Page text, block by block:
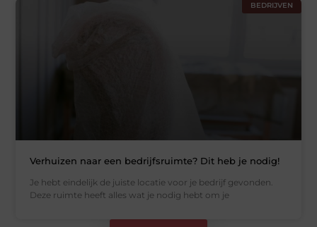
BEDRIJVEN
Verhuizen naar een bedrijfsruimte? Dit heb je nodig!
Je hebt eindelijk de juiste locatie voor je bedrijf gevonden.
Deze ruimte heeft alles wat je nodig hebt om je